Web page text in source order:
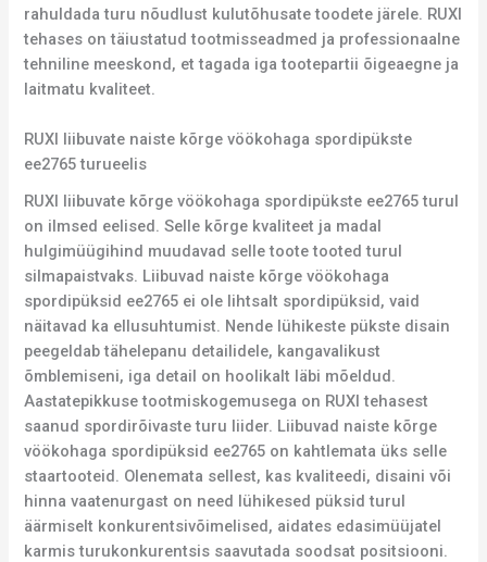
rahuldada turu nõudlust kulutõhusate toodete järele. RUXI
tehases on täiustatud tootmisseadmed ja professionaalne
tehniline meeskond, et tagada iga tootepartii õigeaegne ja
laitmatu kvaliteet.
RUXI liibuvate naiste kõrge vöökohaga spordipükste
ee2765 turueelis
RUXI liibuvate kõrge vöökohaga spordipükste ee2765 turul
on ilmsed eelised. Selle kõrge kvaliteet ja madal
hulgimüügihind muudavad selle toote tooted turul
silmapaistvaks. Liibuvad naiste kõrge vöökohaga
spordipüksid ee2765 ei ole lihtsalt spordipüksid, vaid
näitavad ka ellusuhtumist. Nende lühikeste pükste disain
peegeldab tähelepanu detailidele, kangavalikust
õmblemiseni, iga detail on hoolikalt läbi mõeldud.
Aastatepikkuse tootmiskogemusega on RUXI tehasest
saanud spordirõivaste turu liider. Liibuvad naiste kõrge
vöökohaga spordipüksid ee2765 on kahtlemata üks selle
staartooteid. Olenemata sellest, kas kvaliteedi, disaini või
hinna vaatenurgast on need lühikesed püksid turul
äärmiselt konkurentsivõimelised, aidates edasimüüjatel
karmis turukonkurentsis saavutada soodsat positsiooni.